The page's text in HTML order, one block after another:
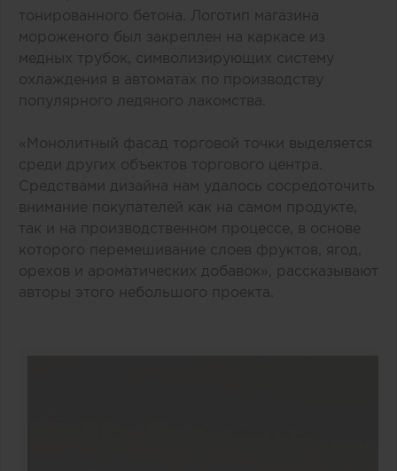
тонированного бетона. Логотип магазина
мороженого был закреплен на каркасе из
медных трубок, символизирующих систему
охлаждения в автоматах по производству
популярного ледяного лакомства.
«Монолитный фасад торговой точки выделяется
среди других объектов торгового центра.
Средствами дизайна нам удалось сосредоточить
внимание покупателей как на самом продукте,
так и на производственном процессе, в основе
которого перемешивание слоев фруктов, ягод,
орехов и ароматических добавок», рассказывают
авторы этого небольшого проекта.